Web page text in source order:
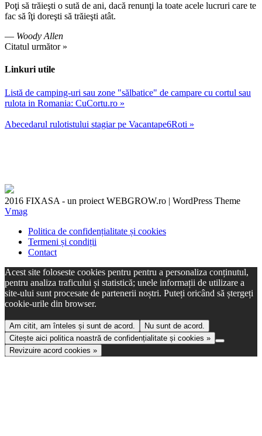
Poţi să trăieşti o sută de ani, dacă renunţi la toate acele lucruri care te
fac să îţi doreşti să trăieşti atât.
— Woody Allen
Citatul următor »
Linkuri utile
Listă de camping-uri sau zone "sălbatice" de campare cu cortul sau
rulota in Romania: CuCortu.ro »
Abecedarul rulotistului stagiar pe Vacantape6Roti »
2016 FIXASA - un proiect WEBGROW.ro | WordPress Theme
Vmag
Politica de confidențialitate și cookies
Termeni și condiții
Contact
Acest site foloseste cookies pentru pentru a personaliza conținutul,
pentru analiza traficului și statistică; unele informații de utilizare a
site-ului sunt procesate de partenerii noștri. Puteți oricând să ștergeți
cookie-urile din browser.
Am citit, am înteles și sunt de acord.
Nu sunt de acord.
Citește aici politica noastră de confidențialitate și cookies »
Revizuire acord cookies »